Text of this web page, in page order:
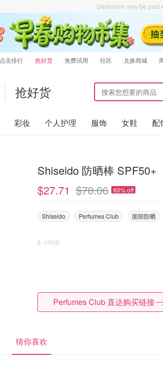
Dealmoon may be paid
点击排行 抢好货 免费试用 社区 兑换商城
抢好货
彩妆 个人护理 服饰 女鞋 配
Shiseido 防晒棒 SPF50+
$27.71 $70.06 60% off
Shiseido Perfumes Club 面部防晒
6 小时前
Perfumes Club 直达购买链接
猜你喜欢